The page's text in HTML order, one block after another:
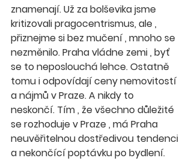
znamenají. Už za bolševika jsme
kritizovali pragocentrismus, ale ,
přiznejme si bez mučení , mnoho se
nezměnilo. Praha vládne zemi , byť
se to neposlouchá lehce. Ostatně
tomu i odpovídají ceny nemovitostí
a nájmů v Praze. A nikdy to
neskončí. Tím , že všechno důležité
se rozhoduje v Praze , má Praha
neuvěřitelnou dostředivou tendenci
a nekončící poptávku po bydlení.